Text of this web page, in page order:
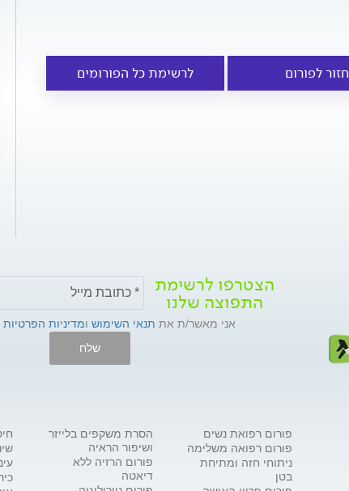
חזור לפורום לרשימת כל הפורומים
הצטרפו לרשימת
התפוצה שלנו
אני מאשר/ת את תנאי השימוש ומדיניות הפרטיות
שלח
פורום רפואת נשים
פורום רפואה משלימה
ניתוחי חזה ומתיחת
בטן
הסרת משקפים בלייזר
ושיפור הראיה
פורום הרזיה ללא
דיאטה